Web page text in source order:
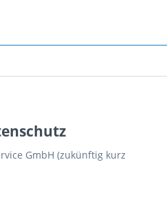
GmbH (zukünftig kurz